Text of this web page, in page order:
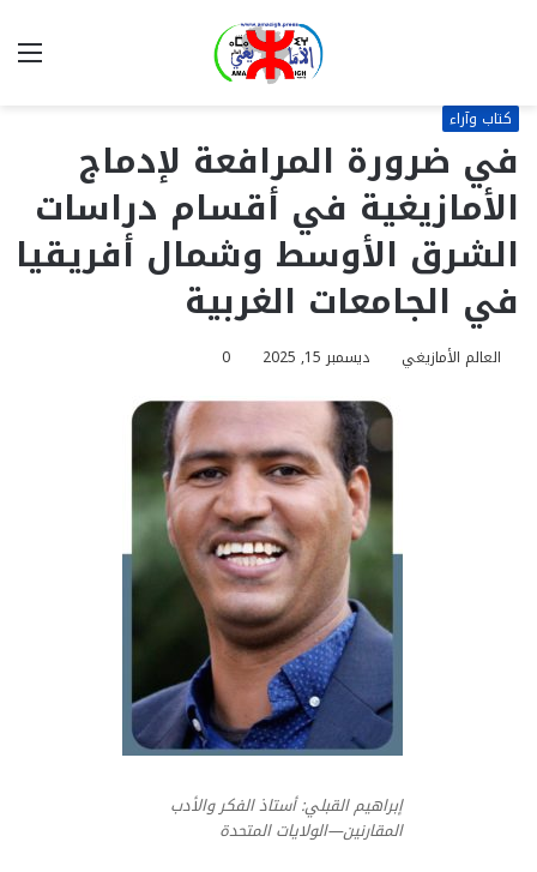
كتاب وآراء
في ضرورة المرافعة لإدماج
الأمازيغية في أقسام دراسات
الشرق الأوسط وشمال أفريقيا
في الجامعات الغربية
العالم الأمازيغي ديسمبر 15, 2025 0
إبراهيم القبلي: أستاذ الفكر والأدب
المقارنين—الولايات المتحدة